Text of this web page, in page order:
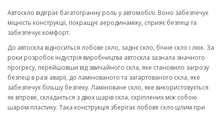
Автоскло відіграє багатогранну роль у автомобілі. Воно забезпечує
міцність конструкції, покращує аеродинаміку, сприяє безпеці та
забезпечує комфорт.
До автоскла відноситься лобове скло, заднє скло, бічне скло і люк. За
роки розробок індустрія виробництва автоскла зазнала значного
прогресу, перейшовши від звичайного скла, яке становило загрозу
безпеці в разі аварії, до ламінованого та загартованого скла, яке
забезпечує більшу безпеку. Ламіноване скло, яке використовується
як вітрове, складається з двох шарів скла, скріплених між собою
шаром пластику. Така конструкція зберігає лобове скло цілим при